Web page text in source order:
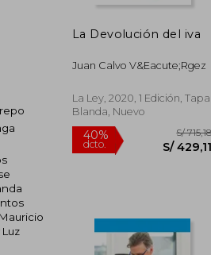
La Devolución del iva
Juan Calvo V&Eacute;Rgez
La Ley, 2020, 1 Edición, Tapa
Blanda, Nuevo
dcto.